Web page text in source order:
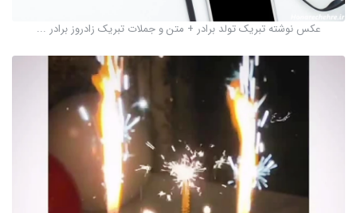
عکس نوشته تبریک تولد برادر + متن و جملات تبریک زادروز برادر ...